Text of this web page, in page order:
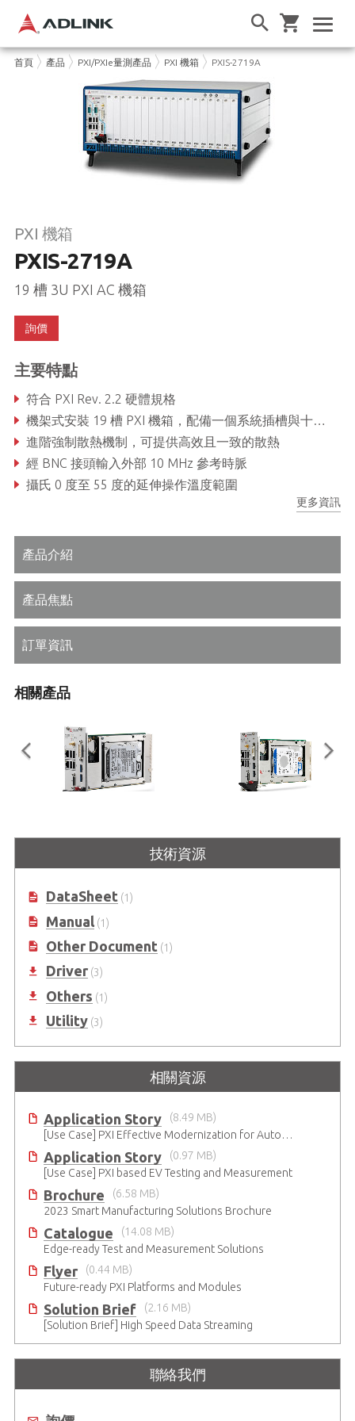
首頁 產品 PXI/PXIe量測產品 PXI 機箱 PXIS-2719A
PXI 機箱
PXIS-2719A
19 槽 3U PXI AC 機箱
詢價
主要特點
符合 PXI Rev. 2.2 硬體規格
機架式安裝 19 槽 PXI 機箱，配備一個系統插槽與十八個 PXI/CompactPCI 週邊插槽
進階強制散熱機制，可提供高效且一致的散熱
經 BNC 接頭輸入外部 10 MHz 參考時脈
攝氏 0 度至 55 度的延伸操作溫度範圍
智慧機箱監測/控制：自動風扇速度控制、機箱狀態監測/匯出、遠端機箱開關機控制更多資訊
產品介紹
產品焦點
訂單資訊
相關產品
搭載 3U Intel® Core™ i7-2715QE
2.1 GHz 四核心處理器的 PXI 控制器
搭載 3U Intel® Celeron® 2000E
2.2GHz 處理器 PXI 控制器
技術資源
DataSheet(1)
Manual(1)
Other Document(1)
Driver(3)
Others (1)
Utility(3)
相關資源
Application Story
(8.49 MB)
[Use Case] PXI Effective Modernization for Automated Testing
Application Story
(0.97 MB)
[Use Case] PXI based EV Testing and Measurement
Brochure
(6.58 MB)
2023 Smart Manufacturing Solutions Brochure
Catalogue
(14.08 MB)
Edge-ready Test and Measurement Solutions
Flyer
(0.44 MB)
Future-ready PXI Platforms and Modules
Solution Brief
(2.16 MB)
[Solution Brief] High Speed Data Streaming
聯絡我們